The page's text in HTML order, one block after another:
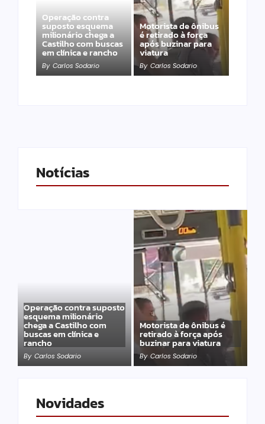
Operação contra
suposto esquema
milionário chega a
Castilho com buscas
em clínica e rancho
By Carlos Sodario
Motorista de ônibus
é retirado à força
após buzinar para
viatura
By Carlos Sodario
Notícias
Operação contra suposto
esquema milionário
chega a Castilho com
buscas em clínica e
rancho
By Carlos Sodario
Motorista de ônibus é
retirado à força após
buzinar para viatura
By Carlos Sodario
Novidades